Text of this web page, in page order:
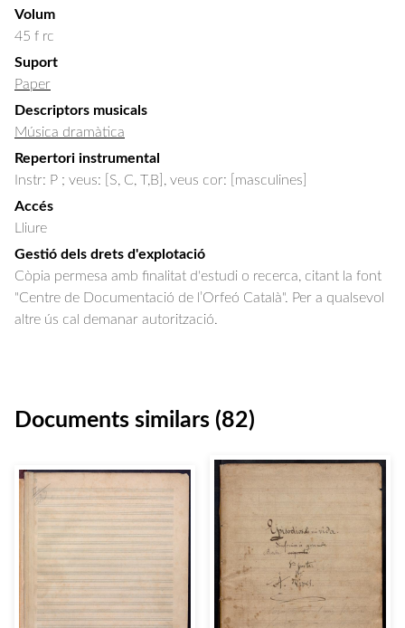
Volum
45 f rc
Suport
Paper
Descriptors musicals
Música dramàtica
Repertori instrumental
Instr: P ; veus: [S, C, T,B], veus cor: [masculines]
Accés
Lliure
Gestió dels drets d'explotació
Còpia permesa amb finalitat d'estudi o recerca, citant la font
"Centre de Documentació de l’Orfeó Català". Per a qualsevol
altre ús cal demanar autorització.
Documents similars (82)